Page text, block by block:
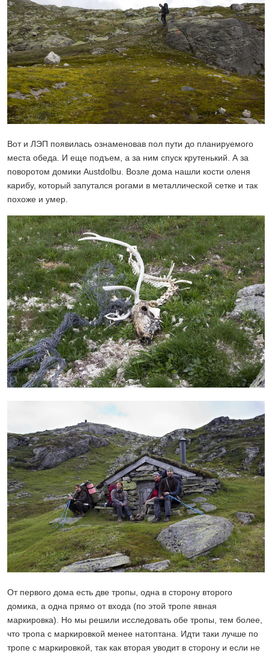
Вот и ЛЭП появилась ознаменовав пол пути до планируемого
места обеда. И еще подъем, а за ним спуск крутенький. А за
поворотом домики Austdolbu. Возле дома нашли кости оленя
карибу, который запутался рогами в металлической сетке и так
похоже и умер.
От первого дома есть две тропы, одна в сторону второго
домика, а одна прямо от входа (по этой тропе явная
маркировка). Но мы решили исследовать обе тропы, тем более,
что тропа с маркировкой менее натоптана. Идти таки лучше по
тропе с маркировкой, так как вторая уводит в сторону и если не